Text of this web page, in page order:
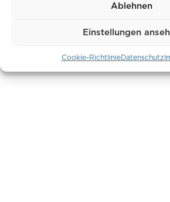
Ablehnen
Einstellungen
Cookie-RichtlinieDatenschutz